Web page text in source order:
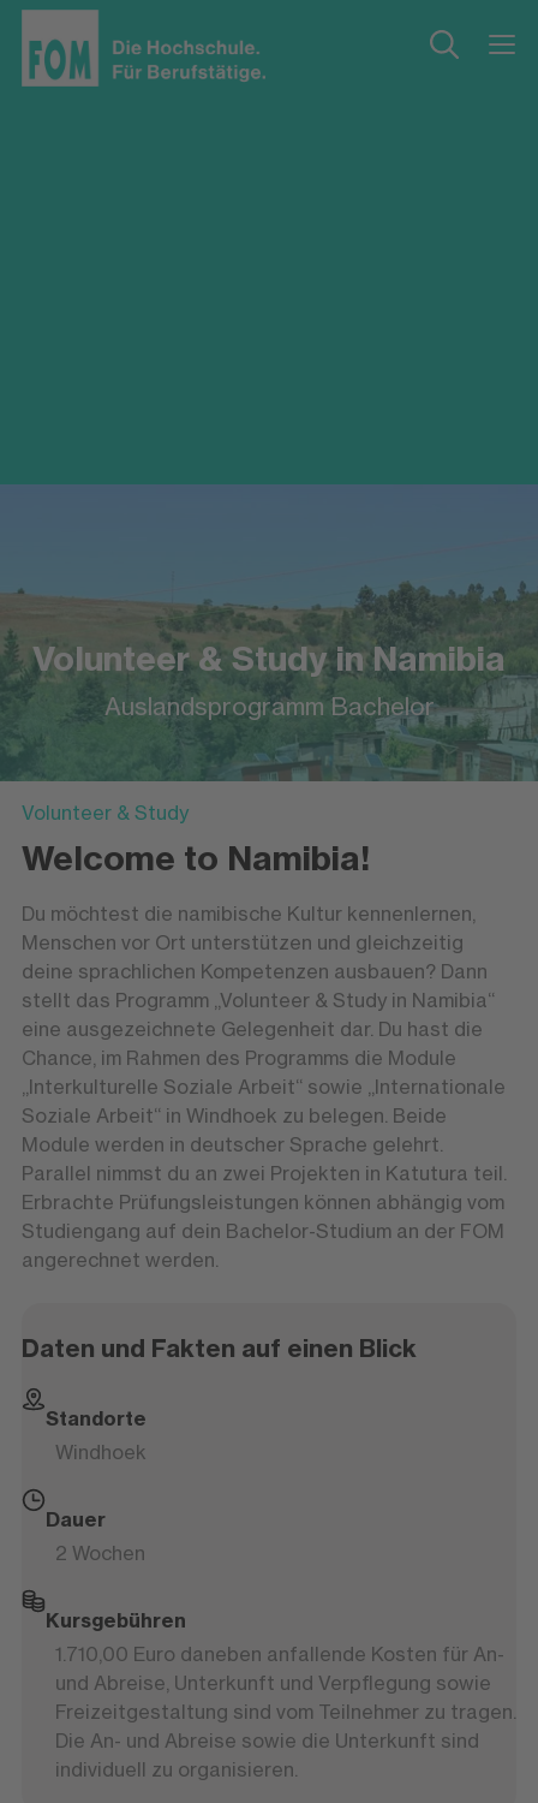
Volunteer & Study in Namibia
Auslandsprogramm Bachelor
Volunteer & Study
Welcome to Namibia!
Du möchtest die namibische Kultur kennenlernen,
Menschen vor Ort unterstützen und gleichzeitig
deine sprachlichen Kompetenzen ausbauen? Dann
stellt das Programm „Volunteer & Study in Namibia“
eine ausgezeichnete Gelegenheit dar. Du hast die
Chance, im Rahmen des Programms die Module
„Interkulturelle Soziale Arbeit“ sowie „Internationale
Soziale Arbeit“ in Windhoek zu belegen. Beide
Module werden in deutscher Sprache gelehrt.
Parallel nimmst du an zwei Projekten in Katutura teil.
Erbrachte Prüfungsleistungen können abhängig vom
Studiengang auf dein Bachelor-Studium an der FOM
angerechnet werden.
Daten und Fakten auf einen Blick
Standorte
Windhoek
Dauer
2 Wochen
Kursgebühren
1.710,00 Euro daneben anfallende Kosten für An-
und Abreise, Unterkunft und Verpflegung sowie
Freizeitgestaltung sind vom Teilnehmer zu tragen.
Die An- und Abreise sowie die Unterkunft sind
individuell zu organisieren.